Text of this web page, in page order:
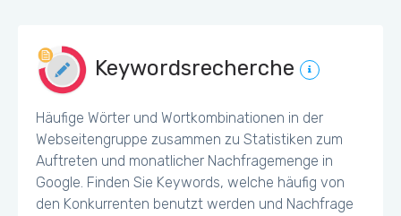
Keywordsrecherche
Häufige Wörter und Wortkombinationen in der
Webseitengruppe zusammen zu Statistiken zum
Auftreten und monatlicher Nachfragemenge in
Google. Finden Sie Keywords, welche häufig von
den Konkurrenten benutzt werden und Nachfrage